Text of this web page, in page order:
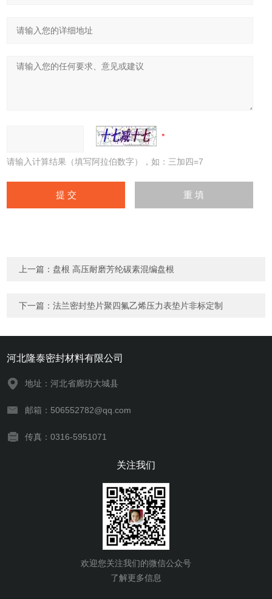
请输入计算结果（填写阿拉伯数字），如：三加四=7
上一篇： 盘根 高压耐磨芳纶碳素混编盘根
下一篇：法兰密封垫片聚四氟乙烯压力表垫片非标定制
河北隆泰密封材料有限公司
地址：河北省廊坊大城县
邮箱：506552782@qq.com
传真：0316-5951071
关注我们
欢迎您关注我们的微信公众号
了解更多信息